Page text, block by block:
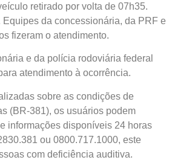
retirado por volta de 07h35.
Equipes da concessionária, da PRF e
fizeram o atendimento.
e da polícia rodoviária federal
atendimento à ocorrência.
sobre as condições de
(BR-381), os usuários podem
informações disponíveis 24 horas
ou 0800.717.1000, este
com deficiência auditiva.